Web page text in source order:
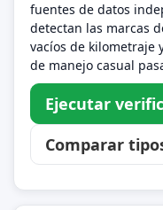
fuentes de datos
detectan las marcas
vacíos de kilometraje
de manejo casual
Ejecutar
Comparar